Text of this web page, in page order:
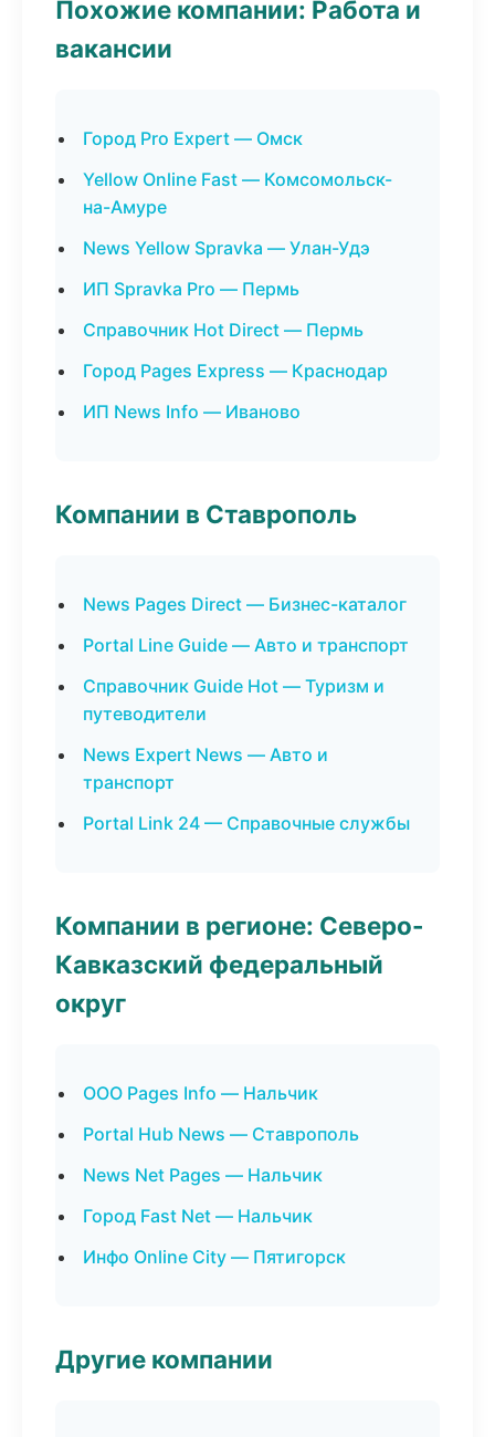
Похожие компании: Работа и
вакансии
Город Pro Expert — Омск
Yellow Online Fast — Комсомольск-
на-Амуре
News Yellow Spravka — Улан-Удэ
ИП Spravka Pro — Пермь
Справочник Hot Direct — Пермь
Город Pages Express — Краснодар
ИП News Info — Иваново
Компании в Ставрополь
News Pages Direct — Бизнес-каталог
Portal Line Guide — Авто и транспорт
Справочник Guide Hot — Туризм и
путеводители
News Expert News — Авто и
транспорт
Portal Link 24 — Справочные службы
Компании в регионе: Северо-
Кавказский федеральный
округ
ООО Pages Info — Нальчик
Portal Hub News — Ставрополь
News Net Pages — Нальчик
Город Fast Net — Нальчик
Инфо Online City — Пятигорск
Другие компании